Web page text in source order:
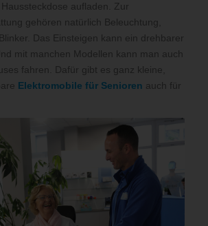
aufladen. Zur
gehören natürlich Beleuchtung,
Das Einsteigen kann ein drehbarer
mit manchen Modellen kann man auch
fahren. Dafür gibt es ganz kleine,
Elektromobile für Senioren auch für